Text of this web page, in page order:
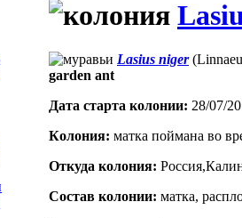
Lasius niger
garden ant
Дата старта кoлонии: 28/07/
Кoлония: матка поймана во
Откуда кoлония:
Состав кoлонии: матка,